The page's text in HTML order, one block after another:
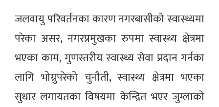
जलवायु परिवर्तनका कारण नगरबासीको स्वास्थ्यमा
परेका असर, नगरप्रमुखका रुपमा स्वास्थ्य क्षेत्रमा
भएका काम, गुणस्तरीय स्वास्थ्य सेवा प्रदान गर्नका
लागि भोग्नुपरेको चुनौती, स्वास्थ्य क्षेत्रमा भएका
सुधार लगायतका विषयमा केन्द्रित भएर जुम्लाको